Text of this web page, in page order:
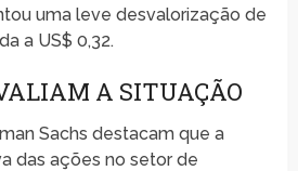
uma leve desvalorização de
a US$ 0,32.
A SITUAÇÃO
Sachs destacam que a
das ações no setor de